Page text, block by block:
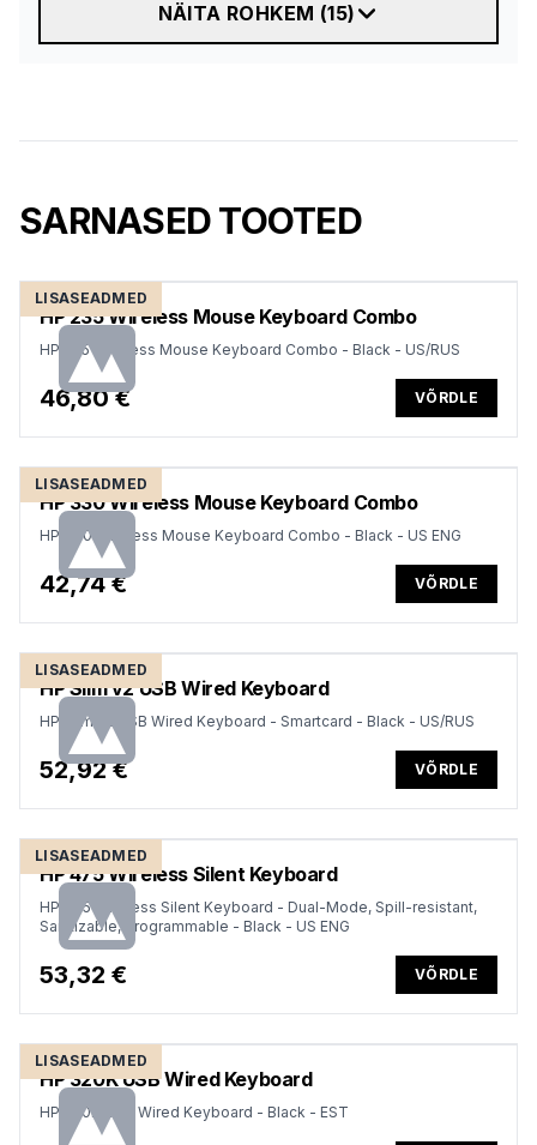
NÄITA ROHKEM (15)
SARNASED TOOTED
LISASEADMED
HP 235 Wireless Mouse Keyboard Combo
HP 235 Wireless Mouse Keyboard Combo - Black - US/RUS
46,80 € VÕRDLE
LISASEADMED
HP 330 Wireless Mouse Keyboard Combo
HP 330 Wireless Mouse Keyboard Combo - Black - US ENG
42,74 € VÕRDLE
LISASEADMED
HP Slim v2 USB Wired Keyboard
HP Slim v2 USB Wired Keyboard - Smartcard - Black - US/RUS
52,92 € VÕRDLE
LISASEADMED
HP 475 Wireless Silent Keyboard
HP 475 Wireless Silent Keyboard - Dual-Mode, Spill-resistant,
Sanitizable, Programmable - Black - US ENG
53,32 € VÕRDLE
LISASEADMED
HP 320K USB Wired Keyboard
HP 320K USB Wired Keyboard - Black - EST